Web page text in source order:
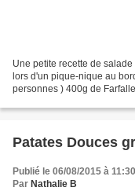
Une petite recette de
lors d'un pique-nique au
personnes ) 400g de
Patates Douces
Publié le 06/08/2015 à 11:30
Par Nathalie B